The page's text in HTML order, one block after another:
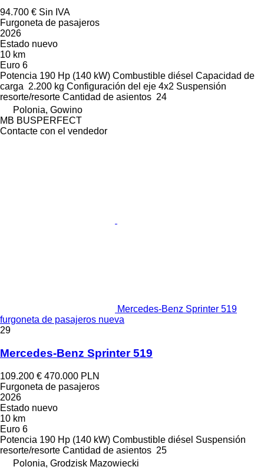
94.700 € Sin IVA
Furgoneta de pasajeros
2026
Estado nuevo
10 km
Euro 6
Potencia 190 Hp (140 kW) Combustible diésel Capacidad de
carga 2.200 kg Configuración del eje 4x2 Suspensión
resorte/resorte Cantidad de asientos 24
Polonia, Gowino
MB BUSPERFECT
Contacte con el vendedor
Mercedes-Benz Sprinter 519
furgoneta de pasajeros nueva
29
Mercedes-Benz Sprinter 519
109.200 € 470.000 PLN
Furgoneta de pasajeros
2026
Estado nuevo
10 km
Euro 6
Potencia 190 Hp (140 kW) Combustible diésel Suspensión
resorte/resorte Cantidad de asientos 25
Polonia, Grodzisk Mazowiecki